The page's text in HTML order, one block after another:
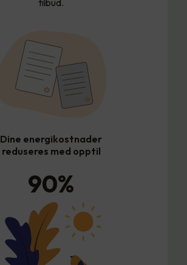
Dine energikostnader
reduseres med opptil
90%